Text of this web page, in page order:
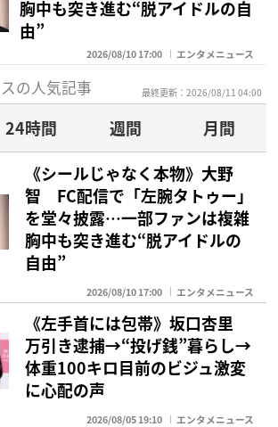
胸中も突き進む“脱アイドルの自
由”
2026/08/10 17:00 エンタメニュース
の人気記事 最終更新：2026/08/11 04:00
24時間 週間
月間
《シールじゃなく本物》大野
智 FC配信で「左腕タトゥー」
を堂々披露…一部ファンは複雑
胸中も突き進む“脱アイドルの
自由”
2026/08/10 17:00 エンタメニュース
《左手首には包帯》坂口杏里
万引き逮捕→“投げ銭”暮らし→
体重100キロ目前のビジュ激変
に心配の声
2026/08/05 19:10 エンタメニュース